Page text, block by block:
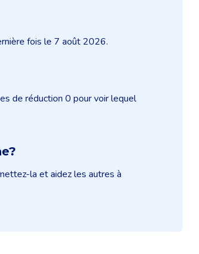
fois le 7 août 2026.
de réduction 0 pour voir lequel
la et aidez les autres à